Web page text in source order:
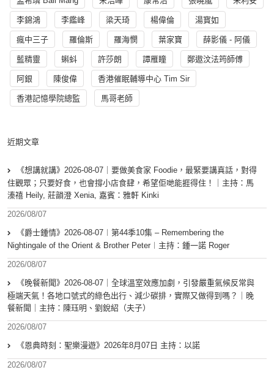
李錦鴻 李鑑峰 梁天琦 楊偉倫 湯寳如
瘋中三子 羅倫斯 羅海憫 葉家寶 薛影儀 - 阿儀
藍精靈 蝌蚪 許莎朗 譚雁瞳 鄭遨汶法筠師傅
阿銀 陳俊偉 香港催眠輔導中心 Tim Sir
香港記憶學院總監 馬哥老師
近期文章
《想講就講》2026-08-07｜要做美食家 Foodie，最緊要講真話，對得
住觀眾；只要好食，也會撐小店食肆，希望佢哋能捱得住！｜主持：馬
溱禧 Heily, 莊韻澄 Xenia, 嘉賓：雅軒 Kinki
2026/08/07
《爵士鍾情》2026-08-07︱第44季10集 – Remembering the
Nightingale of the Orient & Brother Peter︱主持：鍾一諾 Roger
2026/08/07
《晚餐新聞》2026-08-07｜全球溫室效應加劇，引發嚴重氣候反常與
極端天氣！各地口號式的綠色出行、減少碳排，實際又做得到嗎？｜晚
餐新聞｜主持：陳珏明、劉銳紹（夫子）
2026/08/07
《恩典時刻：聖樂漫遊》2026年8月07日 主持：以諾
2026/08/07